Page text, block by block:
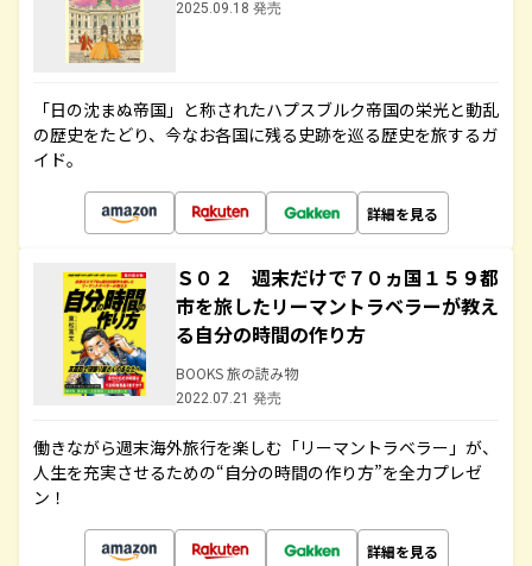
2025.09.18 発売
「日の沈まぬ帝国」と称されたハプスブルク帝国の栄光と動乱
の歴史をたどり、今なお各国に残る史跡を巡る歴史を旅するガ
イド。
詳細を見る
Ｓ０２ 週末だけで７０ヵ国１５９都
市を旅したリーマントラベラーが教え
る自分の時間の作り方
BOOKS 旅の読み物
2022.07.21 発売
働きながら週末海外旅行を楽しむ「リーマントラベラー」が、
人生を充実させるための“自分の時間の作り方”を全力プレゼ
ン！
詳細を見る